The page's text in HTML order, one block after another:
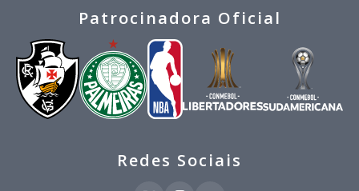
Patrocinadora Oficial
Redes Sociais